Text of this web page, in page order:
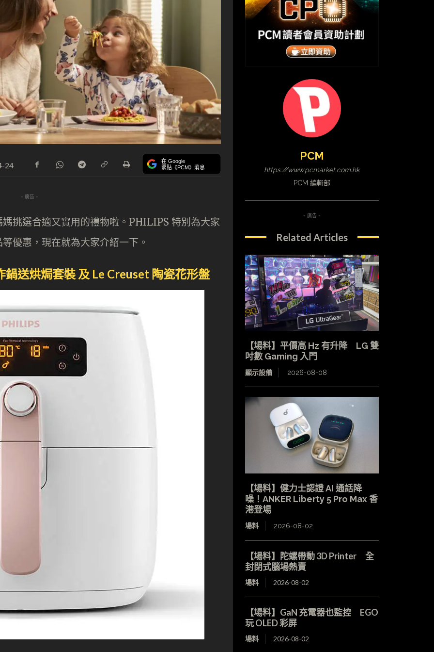
24 在 Google
緊貼《PCM》消息
- 廣告 -
挑選合適又實用的禮物啦。PHILIPS 特別為大家
優惠，現在就為大家介紹一下。
送烘焗套裝 及 Le Creuset 陶瓷花形盤
PCM
https://www.pcmarket.com.hk
PCM 編輯部
- 廣告 -
Related Articles
【場料】平價高 Hz 有升降 LG 雙
吋數 Gaming 入門
顯示設備 2026-08-08
【場料】健力士認證 AI 通話降
噪！ANKER Liberty 5 Pro Max 香
港登場
場料 2026-08-02
【場料】陀螺帶動 3D Printer 全
封閉式腦場熱賣
場料 2026-08-02
【場料】GaN 充電器也監控 EGO
玩 OLED 彩屏
場料 2026-08-02